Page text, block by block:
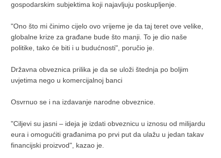
gospodarskim subjektima koji najavljuju poskupljenje.
"Ono što mi činimo cijelo ovo vrijeme je da taj teret ove velike,
globalne krize za građane bude što manji. To je dio naše
politike, tako će biti i u budućnosti", poručio je.
Državna obveznica prilika je da se uloži štednja po boljim
uvjetima nego u komercijalnoj banci
Osvrnuo se i na izdavanje narodne obveznice.
"Ciljevi su jasni – ideja je izdati obveznicu u iznosu od milijardu
eura i omogućiti građanima po prvi put da ulažu u jedan takav
financijski proizvod", kazao je.